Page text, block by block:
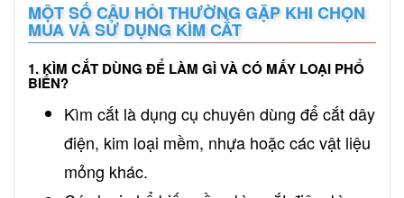
MỘT SỐ CÂU HỎI THƯỜNG GẶP KHI CHỌN
MUA VÀ SỬ DỤNG KÌM CẮT
1. KÌM CẮT DÙNG ĐỂ LÀM GÌ VÀ CÓ MẤY LOẠI PHỔ
BIẾN?
Kìm cắt là dụng cụ chuyên dùng để cắt dây
điện, kim loại mềm, nhựa hoặc các vật liệu
mỏng khác.